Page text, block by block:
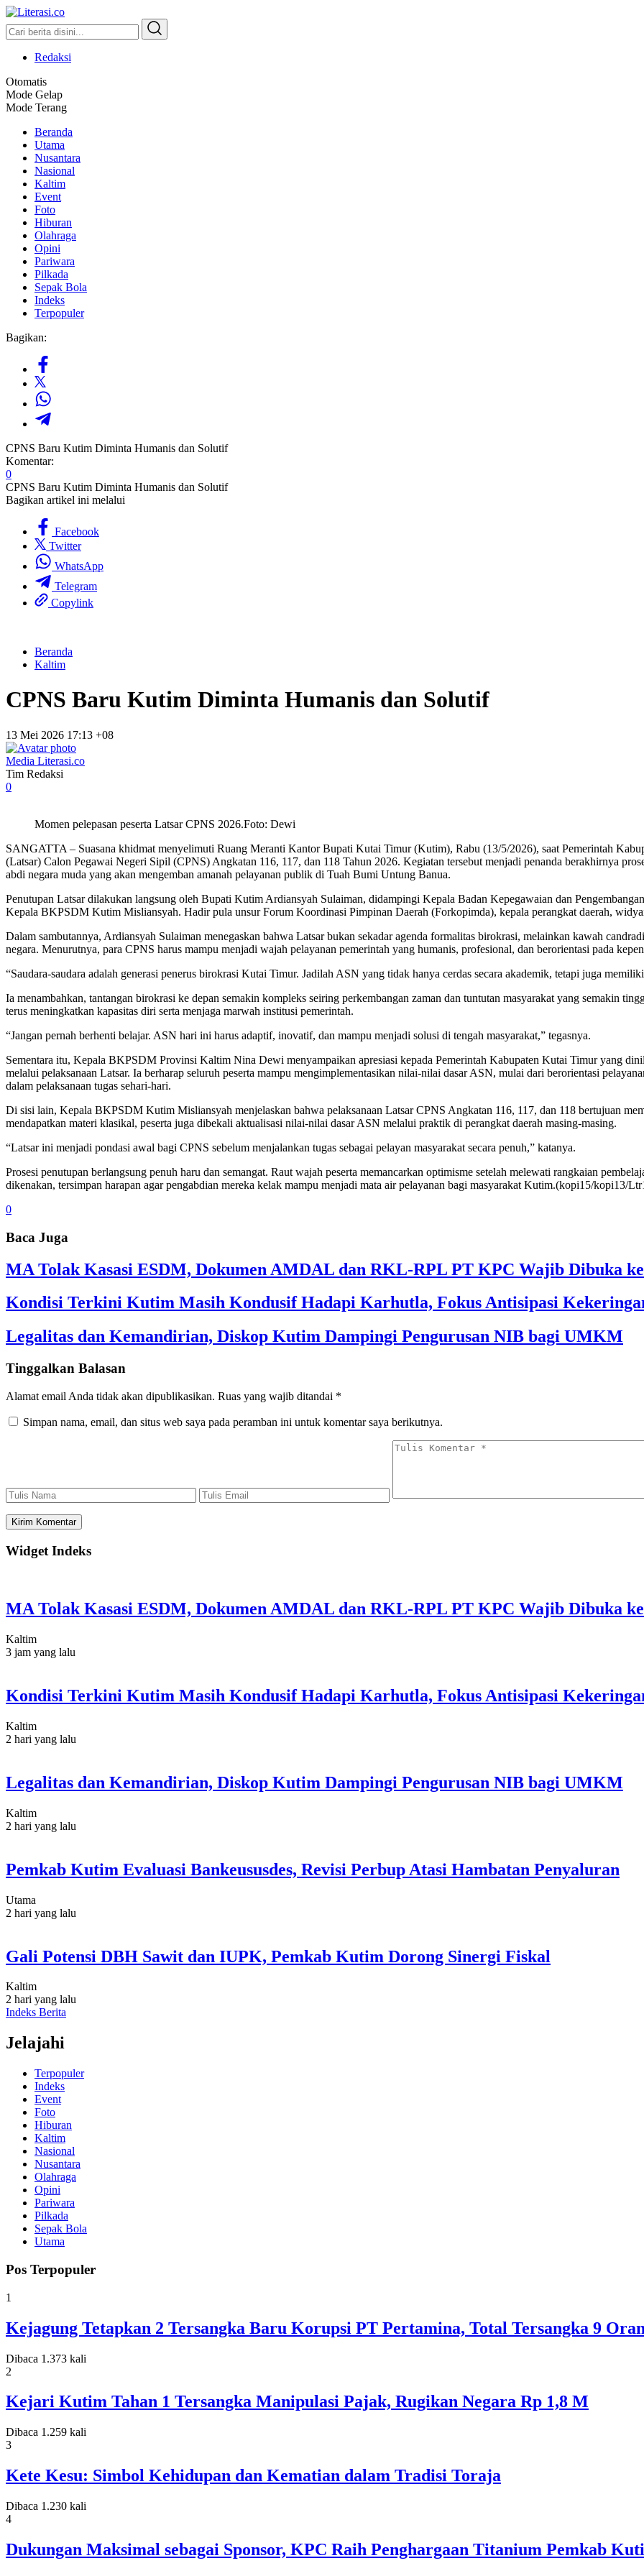
Literasi.co
Pilar Informasi
Redaksi
Otomatis
Mode Gelap
Mode Terang
Beranda
Utama
Nusantara
Nasional
Kaltim
Event
Foto
Hiburan
Olahraga
Opini
Pariwara
Pilkada
Sepak Bola
Indeks
Terpopuler
Bagikan:
CPNS Baru Kutim Diminta Humanis dan Solutif
Komentar:
0
CPNS Baru Kutim Diminta Humanis dan Solutif
Bagikan artikel ini melalui
Facebook
Twitter
WhatsApp
Telegram
Copylink
Beranda
Kaltim
CPNS Baru Kutim Diminta Humanis dan Solutif
13 Mei 2026 17:13 +08
Media Literasi.co
Tim Redaksi
0
Momen pelepasan peserta Latsar CPNS 2026.Foto: Dewi
SANGATTA – Suasana khidmat menyelimuti Ruang Meranti Kantor Bupati Kutai Timur (Kutim), Rabu (13/5/2026), saat Pemerintah
(Latsar) Calon Pegawai Negeri Sipil (CPNS) Angkatan 116, 117, dan 118 Tahun 2026. Kegiatan tersebut menjadi penanda berakhirnya
abdi negara muda yang akan mengemban amanah pelayanan publik di Tuah Bumi Untung Banua.
Penutupan Latsar dilakukan langsung oleh Bupati Kutim Ardiansyah Sulaiman, didampingi Kepala Badan Kepegawaian dan
Kepala BKPSDM Kutim Misliansyah. Hadir pula unsur Forum Koordinasi Pimpinan Daerah (Forkopimda), kepala perangkat daerah,
Dalam sambutannya, Ardiansyah Sulaiman menegaskan bahwa Latsar bukan sekadar agenda formalitas birokrasi, melainkan kawah
negara. Menurutnya, para CPNS harus mampu menjadi wajah pelayanan pemerintah yang humanis, profesional, dan berorientasi pada
“Saudara-saudara adalah generasi penerus birokrasi Kutai Timur. Jadilah ASN yang tidak hanya cerdas secara akademik, tetapi juga
Ia menambahkan, tantangan birokrasi ke depan semakin kompleks seiring perkembangan zaman dan tuntutan masyarakat yang semakin
terus meningkatkan kapasitas diri serta menjaga marwah institusi pemerintah.
“Jangan pernah berhenti belajar. ASN hari ini harus adaptif, inovatif, dan mampu menjadi solusi di tengah masyarakat,” tegasnya.
Sementara itu, Kepala BKPSDM Provinsi Kaltim Nina Dewi menyampaikan apresiasi kepada Pemerintah Kabupaten Kutai Timur yang
melalui pelaksanaan Latsar. Ia berharap seluruh peserta mampu mengimplementasikan nilai-nilai dasar ASN, mulai dari berorientasi
dalam pelaksanaan tugas sehari-hari.
Di sisi lain, Kepala BKPSDM Kutim Misliansyah menjelaskan bahwa pelaksanaan Latsar CPNS Angkatan 116, 117, dan 118 bertujuan
mendapatkan materi klasikal, peserta juga dibekali aktualisasi nilai-nilai dasar ASN melalui praktik di perangkat daerah masing-masing.
“Latsar ini menjadi pondasi awal bagi CPNS sebelum menjalankan tugas sebagai pelayan masyarakat secara penuh,” katanya.
Prosesi penutupan berlangsung penuh haru dan semangat. Raut wajah peserta memancarkan optimisme setelah melewati rangkaian
dikenakan, tersimpan harapan agar pengabdian mereka kelak mampu menjadi mata air pelayanan bagi masyarakat Kutim.(kopi15/kopi13/
0
Baca Juga
MA Tolak Kasasi ESDM, Dokumen AMDAL dan RKL-RPL PT KPC Wajib Dibuka
Kondisi Terkini Kutim Masih Kondusif Hadapi Karhutla, Fokus Antisipasi
Legalitas dan Kemandirian, Diskop Kutim Dampingi Pengurusan NIB bagi UMKM
Tinggalkan Balasan
Alamat email Anda tidak akan dipublikasikan. Ruas yang wajib ditandai *
Simpan nama, email, dan situs web saya pada peramban ini untuk komentar saya berikutnya.
Widget Indeks
MA Tolak Kasasi ESDM, Dokumen AMDAL dan RKL-RPL PT KPC Wajib Dibuka
Kaltim
3 jam yang lalu
Kondisi Terkini Kutim Masih Kondusif Hadapi Karhutla, Fokus Antisipasi
Kaltim
2 hari yang lalu
Legalitas dan Kemandirian, Diskop Kutim Dampingi Pengurusan NIB bagi UMKM
Kaltim
2 hari yang lalu
Pemkab Kutim Evaluasi Bankeususdes, Revisi Perbup Atasi Hambatan Penyaluran
Utama
2 hari yang lalu
Gali Potensi DBH Sawit dan IUPK, Pemkab Kutim Dorong Sinergi Fiskal
Kaltim
2 hari yang lalu
Indeks Berita
Jelajahi
Terpopuler
Indeks
Event
Foto
Hiburan
Kaltim
Nasional
Nusantara
Olahraga
Opini
Pariwara
Pilkada
Sepak Bola
Utama
Pos Terpopuler
1
Kejagung Tetapkan 2 Tersangka Baru Korupsi PT Pertamina, Total Tersangka 9
Dibaca 1.373 kali
2
Kejari Kutim Tahan 1 Tersangka Manipulasi Pajak, Rugikan Negara Rp 1,8 M
Dibaca 1.259 kali
3
Kete Kesu: Simbol Kehidupan dan Kematian dalam Tradisi Toraja
Dibaca 1.230 kali
4
Dukungan Maksimal sebagai Sponsor, KPC Raih Penghargaan Titanium Pemkab